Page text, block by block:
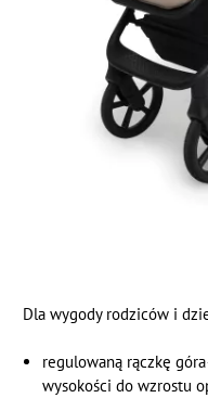
Dla wygody rodziców i
regulowaną rączkę
wysokości do wzrostu